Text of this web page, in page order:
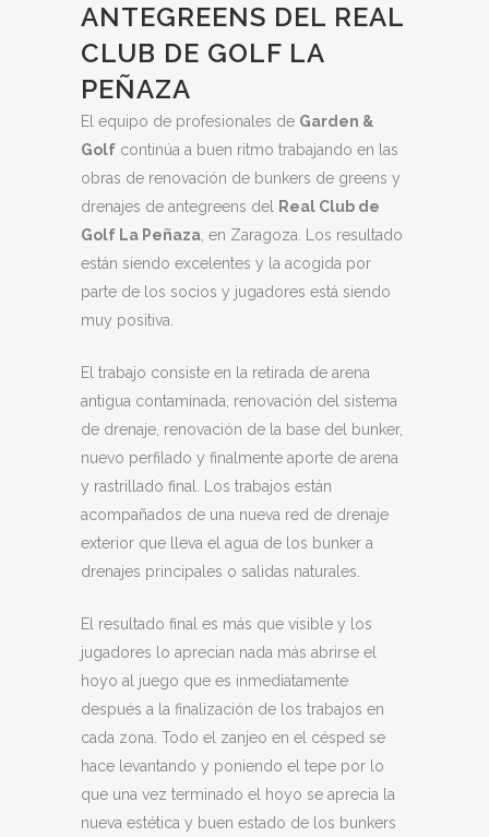
ANTEGREENS DEL REAL
CLUB DE GOLF LA
PEÑAZA
El equipo de profesionales de Garden &
Golf continúa a buen ritmo trabajando en las
obras de renovación de bunkers de greens y
drenajes de antegreens del
Real Club de
Golf La Peñaza , en Zaragoza. Los resultado
están siendo excelentes y la acogida por
parte de los socios y jugadores está siendo
muy positiva.
El trabajo consiste en la retirada de arena
antigua contaminada, renovación del sistema
de drenaje, renovación de la base del bunker,
nuevo perfilado y finalmente aporte de arena
y rastrillado final. Los trabajos están
acompañados de una nueva red de drenaje
exterior que lleva el agua de los bunker a
drenajes principales o salidas naturales.
El resultado final es más que visible y los
jugadores lo aprecian nada más abrirse el
hoyo al juego que es inmediatamente
después a la finalización de los trabajos en
cada zona. Todo el zanjeo en el césped se
hace levantando y poniendo el tepe por lo
que una vez terminado el hoyo se aprecia la
nueva estética y buen estado de los bunkers